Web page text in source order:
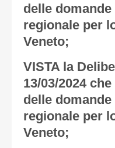
delle
regionale per
Veneto;
VISTA la
13/03/2024
delle
regionale per
Veneto;